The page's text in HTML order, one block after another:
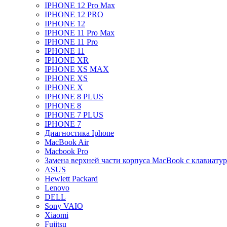
IPHONE 12 Pro Max
IPHONE 12 PRO
IPHONE 12
IPHONE 11 Pro Max
IPHONE 11 Pro
IPHONE 11
IPHONE XR
IPHONE XS MAX
IPHONE XS
IPHONE X
IPHONE 8 PLUS
IPHONE 8
IPHONE 7 PLUS
IPHONE 7
Диагностика Iphone
MacBook Air
Macbook Pro
Замена верхней части корпуса MacBook с
ASUS
Hewlett Packard
Lenovo
DELL
Sony VAIO
Xiaomi
Fujitsu